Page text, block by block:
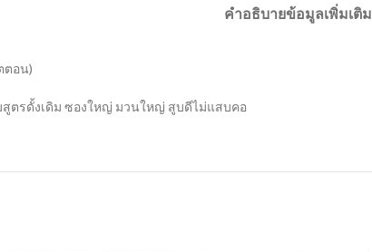
คำอธิบายข้อมูลเพิ่มเติม
ตอน)
สูตรดั้งเดิม ซองใหญ่ มวนใหญ่ สูบดีไม่แสบคอ